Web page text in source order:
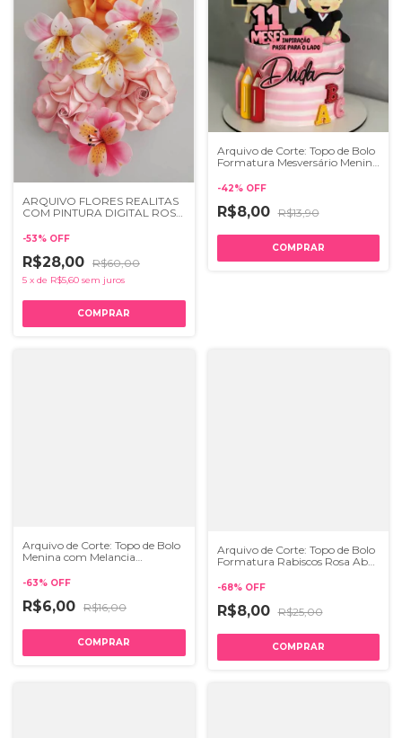
ARQUIVO FLORES REALITAS
COM PINTURA DIGITAL ROSA
-53% OFF
R$28,00 R$60,00
5 x de R$5,60 sem juros
Arquivo de Corte: Topo de Bolo
Formatura Mesversário Menina
-42% OFF
R$8,00 R$13,90
Arquivo de Corte: Topo de Bolo
Menina com Melancia
-63% OFF
R$6,00 R$16,00
Arquivo de Corte: Topo de Bolo
Formatura Rabiscos Rosa Abc
-68% OFF
R$8,00 R$25,00